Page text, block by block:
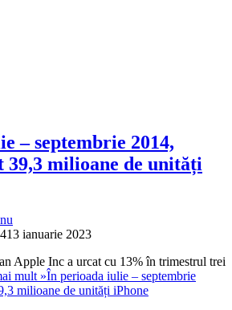
– septembrie 2014,
39,3 milioane de unități
13 ianuarie 2023
Apple Inc a urcat cu 13% în trimestrul trei
mult »În perioada iulie – septembrie
milioane de unități iPhone